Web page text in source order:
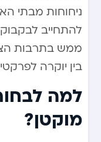
ניחוחות מבתי
להתחייב
ממש בתרבות
בין יוקרה
למה
מוקטן?